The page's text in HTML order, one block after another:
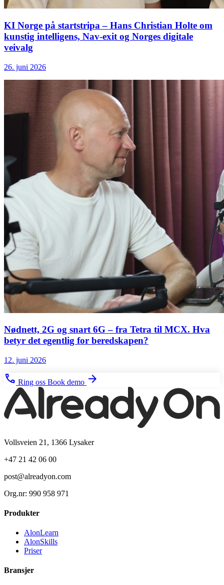
KI Norge på startstripa – Hans Christian Holte om
kunstig intelligens, Nav-exit og Norges digitale
veivalg
26. juni 2026
Nødnett, 2G og snart 6G – fra Tetra til MCX. Hva
betyr det egentlig for beredskapen?
12. juni 2026
phone Ring oss Book demo arrow_forward
Vollsveien 21, 1366 Lysaker
+47 21 42 06 00
post@alreadyon.com
Org.nr: 990 958 971
Produkter
AlonLearn
AlonSkills
Priser
Bransjer